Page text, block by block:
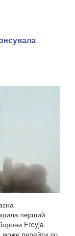
перший
Freyja.